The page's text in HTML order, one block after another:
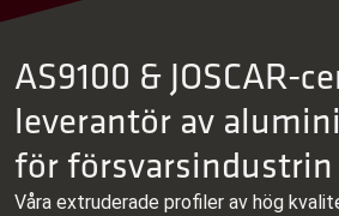
AS9100 & JOSCAR-
leverantör av
för försvarsindustrin
Våra extruderade profiler av hög